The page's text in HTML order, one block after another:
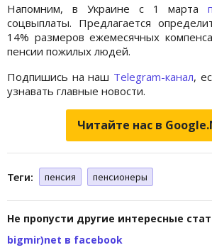
Напомним, в Украине с 1 марта
соцвыплаты. Предлагается
14% размеров ежемесячных
пенсии пожилых людей.
Подпишись на наш Telegram-канал,
узнавать главные новости.
Читайте нас в
Теги: пенсия пенсионеры
Не пропусти другие интересные
bigmir)net в facebook